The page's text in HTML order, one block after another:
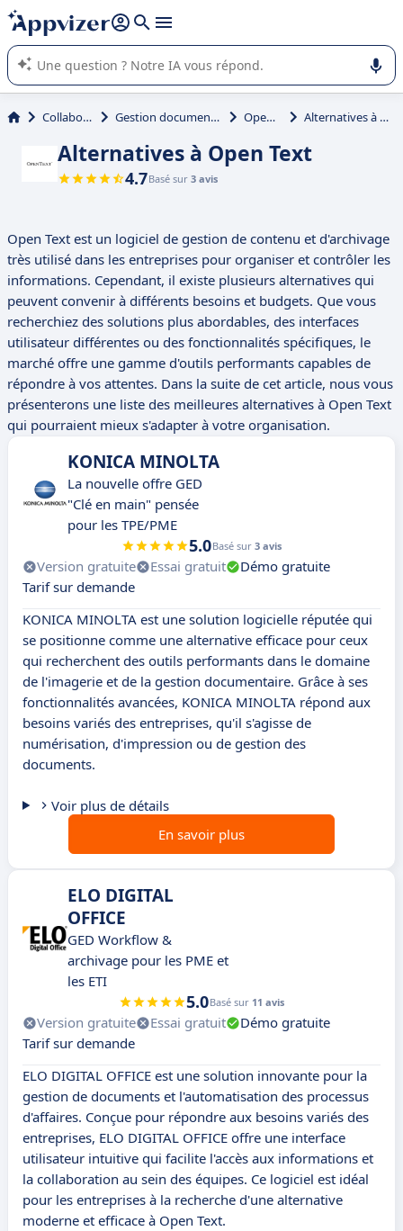
répondre (plusieurs lignes avec
L'IA de Appvizer vous guide dans l'utilisation ou la sélection de
logiciel SaaS en entreprise.
Collaboration Gestion documentaire (GED) Open Text Alternatives à Open Text
Alternatives à Open Text
4.7Basé sur 3 avis
Open Text est un logiciel de gestion de contenu et d'archivage
très utilisé dans les entreprises pour organiser et contrôler les
informations. Cependant, il existe plusieurs alternatives qui
peuvent convenir à différents besoins et budgets. Que vous
recherchiez des solutions plus abordables, des interfaces
utilisateur différentes ou des fonctionnalités spécifiques, le
marché offre une gamme d'outils performants capables de
répondre à vos attentes. Dans la suite de cet article, nous vous
présenterons une liste des meilleures alternatives à Open Text
qui pourraient mieux s'adapter à votre organisation.
KONICA MINOLTA
La nouvelle offre GED
"Clé en main" pensée
pour les TPE/PME
5.0Basé sur 3 avis
Version gratuite Essai gratuit
Démo gratuite
Tarif sur demande
KONICA MINOLTA est une solution logicielle réputée qui
se positionne comme une alternative efficace pour ceux
qui recherchent des outils performants dans le domaine
de l'imagerie et de la gestion documentaire. Grâce à ses
fonctionnalités avancées, KONICA MINOLTA répond aux
besoins variés des entreprises, qu'il s'agisse de
numérisation, d'impression ou de gestion des
documents.
Voir plus de détails
En savoir plus
ELO DIGITAL
OFFICE
GED Workflow &
archivage pour les PME et
les ETI
5.0Basé sur 11 avis
Version gratuite Essai gratuit
Démo gratuite
Tarif sur demande
ELO DIGITAL OFFICE est une solution innovante pour la
gestion de documents et l'automatisation des processus
d'affaires. Conçue pour répondre aux besoins variés des
entreprises, ELO DIGITAL OFFICE offre une interface
utilisateur intuitive qui facilite l'accès aux informations et
la collaboration au sein des équipes. Ce logiciel est idéal
pour les entreprises à la recherche d'une alternative
moderne et efficace à Open Text.